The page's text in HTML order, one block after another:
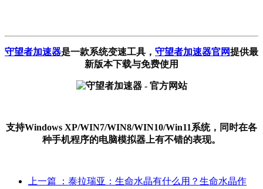
守望者加速器是一款系统变速工具 ， 守望者加速器官网提供最
新版本下载与免费使用
支持Windows XP/WIN7/WIN8/WIN10/Win11系统，同时在各
种手机程序的电脑模拟器上有不错的表现。
上一篇
：泰拉瑞亚：生命水晶有什么用？生命水晶作